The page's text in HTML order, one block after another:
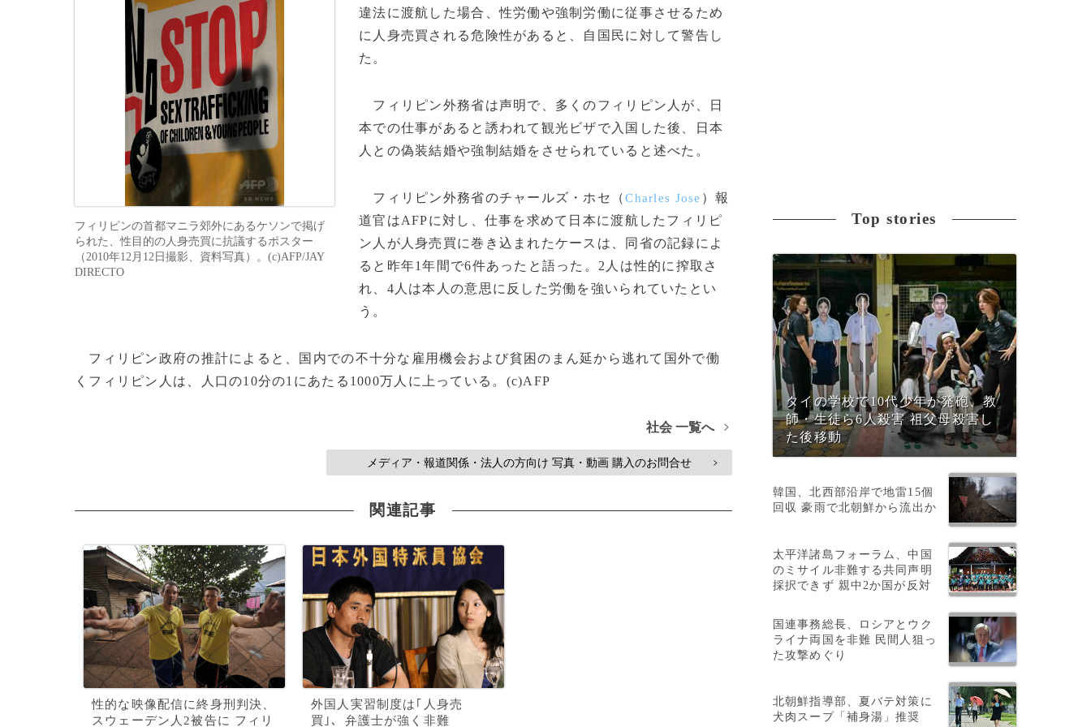
フィリピンの首都マニラ郊外にあるケソンで掲げ
られた、性目的の人身売買に抗議するポスター
（2010年12月12日撮影、資料写真）。(c)AFP/JAY
DIRECTO
違法に渡航した場合、性労働や強制労働に従事させるため
に人身売買される危険性があると、自国民に対して警告し
た。
フィリピン外務省は声明で、多くのフィリピン人が、日
本での仕事があると誘われて観光ビザで入国した後、日本
人との偽装結婚や強制結婚をさせられていると述べた。
フィリピン外務省のチャールズ・ホセ（Charles Jose ）報
道官はAFPに対し、仕事を求めて日本に渡航したフィリピ
ン人が人身売買に巻き込まれたケースは、同省の記録によ
ると昨年1年間で6件あったと語った。2人は性的に搾取さ
れ、4人は本人の意思に反した労働を強いられていたとい
う。
フィリピン政府の推計によると、国内での不十分な雇用機会および貧困のまん延から逃れて国外で働
くフィリピン人は、人口の10分の1にあたる1000万人に上っている。(c)AFP
社会 一覧へ >
メディア・報道関係・法人の方向け 写真・動画 購入のお問合せ >
関連記事
性的な映像配信に終身刑判決、
スウェーデン人2被告に フィリ
外国人実習制度は｢人身売
買｣、弁護士が強く非難
Top stories
タイの学校で10代少年が発砲、教
師・生徒ら6人殺害 祖父母殺害し
た後移動
韓国、北西部沿岸で地雷15個
回収 豪雨で北朝鮮から流出か
太平洋諸島フォーラム、中国
のミサイル非難する共同声明
採択できず 親中2か国が反対
国連事務総長、ロシアとウク
ライナ両国を非難 民間人狙っ
た攻撃めぐり
北朝鮮指導部、夏バテ対策に
犬肉スープ「補身湯」推奨